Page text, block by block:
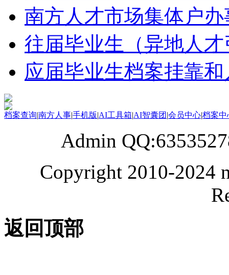
南方人才市场集体户
往届毕业生（异地人
应届毕业生档案挂靠
档案查询|南方人事|手机版|AI工具箱|AI智囊团 |会员中心|档案中
Admin
Copyright 2010-2024
返回顶部